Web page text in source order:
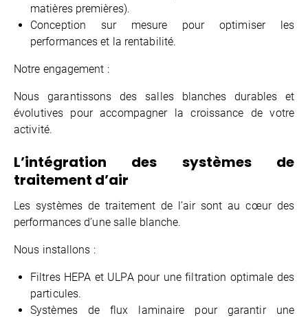
matières premières).
Conception sur mesure pour optimiser les
performances et la rentabilité.
Notre engagement :
Nous garantissons des salles blanches durables et
évolutives pour accompagner la croissance de votre
activité.
L’intégration des systèmes de
traitement d’air
Les systèmes de traitement de l’air sont au cœur des
performances d’une salle blanche.
Nous installons :
Filtres HEPA et ULPA pour une filtration optimale des
particules.
Systèmes de flux laminaire pour garantir une